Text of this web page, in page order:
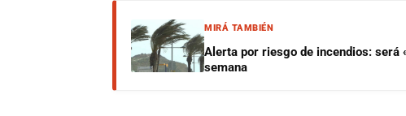
MIRÁ TAMBIÉN
Alerta por riesgo de incendios: será
semana